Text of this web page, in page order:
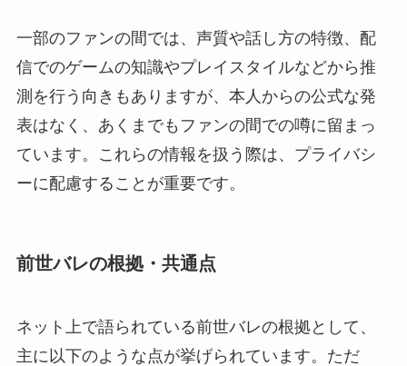
一部のファンの間では、声質や話し方の特徴、配
信でのゲームの知識やプレイスタイルなどから推
測を行う向きもありますが、本人からの公式な発
表はなく、あくまでもファンの間での噂に留まっ
ています。これらの情報を扱う際は、プライバシ
ーに配慮することが重要です。
前世バレの根拠・共通点
ネット上で語られている前世バレの根拠として、
主に以下のような点が挙げられています。ただ